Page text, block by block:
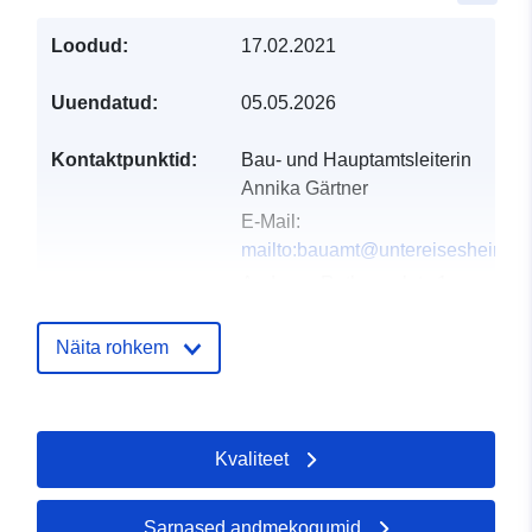
Loodud: 17.02.2021
Uuendatud: 05.05.2026
Kontaktpunktid:
Bau- und Hauptamtsleiterin
Annika Gärtner
E-Mail:
Lisatud andmetele.europa.eu:
2026
Ajakohastatud veebisaidil
Näita rohkem
Kvaliteet